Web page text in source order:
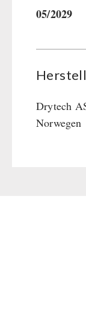
05/2029
Drytech
Norwegen